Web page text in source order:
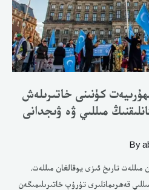
كۈنىنى خاتىرىلەش
مىللىي ۋە ۋىجدانى
مىللەت تارىخ ئىزى يوقالغان مىللەت.
قەھرىمانلىرى تۇرۇپ خاتىرىلىمىگەن